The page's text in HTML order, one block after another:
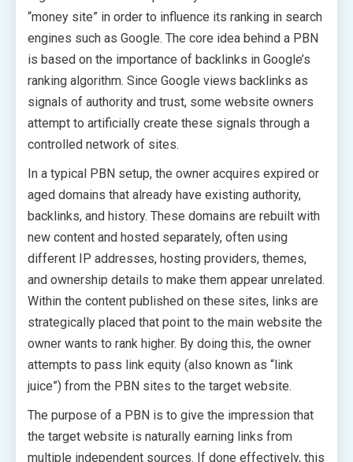
“money site” in order to influence its ranking in search
engines such as Google. The core idea behind a PBN
is based on the importance of backlinks in Google’s
ranking algorithm. Since Google views backlinks as
signals of authority and trust, some website owners
attempt to artificially create these signals through a
controlled network of sites.
In a typical PBN setup, the owner acquires expired or
aged domains that already have existing authority,
backlinks, and history. These domains are rebuilt with
new content and hosted separately, often using
different IP addresses, hosting providers, themes,
and ownership details to make them appear unrelated.
Within the content published on these sites, links are
strategically placed that point to the main website the
owner wants to rank higher. By doing this, the owner
attempts to pass link equity (also known as “link
juice”) from the PBN sites to the target website.
The purpose of a PBN is to give the impression that
the target website is naturally earning links from
multiple independent sources. If done effectively, this